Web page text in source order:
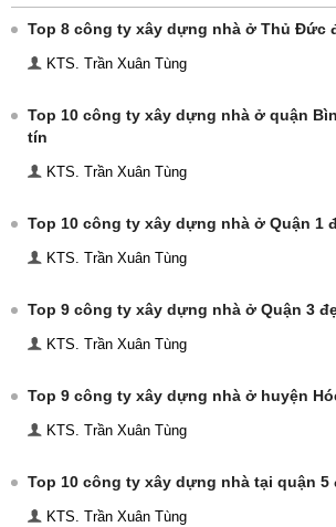
Top 8 công ty xây dựng nhà ở Thủ Đức
KTS. Trần Xuân Tùng
Top 10 công ty xây dựng nhà ở quận
tín
KTS. Trần Xuân Tùng
Top 10 công ty xây dựng nhà ở Quận 1
KTS. Trần Xuân Tùng
Top 9 công ty xây dựng nhà ở Quận 3
KTS. Trần Xuân Tùng
Top 9 công ty xây dựng nhà ở huyện
KTS. Trần Xuân Tùng
Top 10 công ty xây dựng nhà tại quận 5
KTS. Trần Xuân Tùng